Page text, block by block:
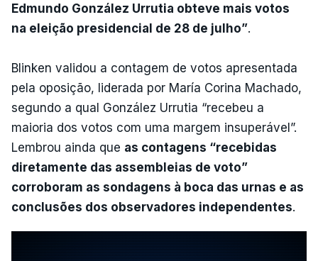
Edmundo González Urrutia obteve mais votos
na eleição presidencial de 28 de julho”.
Blinken validou a contagem de votos apresentada
pela oposição, liderada por María Corina Machado,
segundo a qual González Urrutia “recebeu a
maioria dos votos com uma margem insuperável”.
Lembrou ainda que as contagens “recebidas
diretamente das assembleias de voto”
corroboram as sondagens à boca das urnas e as
conclusões dos observadores independentes.